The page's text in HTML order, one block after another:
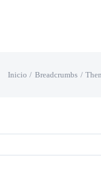
Inicio Breadcrumbs